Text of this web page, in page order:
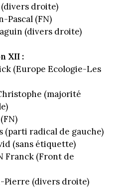
(divers droite)
Pascal (FN)
(divers droite)
XII :
(Europe Ecologie-Les
(majorité
(parti radical de gauche)
(sans étiquette)
Franck (Front de
Pierre (divers droite)